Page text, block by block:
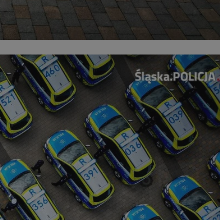
sesji.
sesji.
sesji.
dotyczących
z witryny.
prywatności
przestrzeganie
użytkownik nie
preferencji,
regulacjami
identyfikatora
obsługuje
optymalizacji
przechowywania
do usług
czy użytkownik
lub reklamy.